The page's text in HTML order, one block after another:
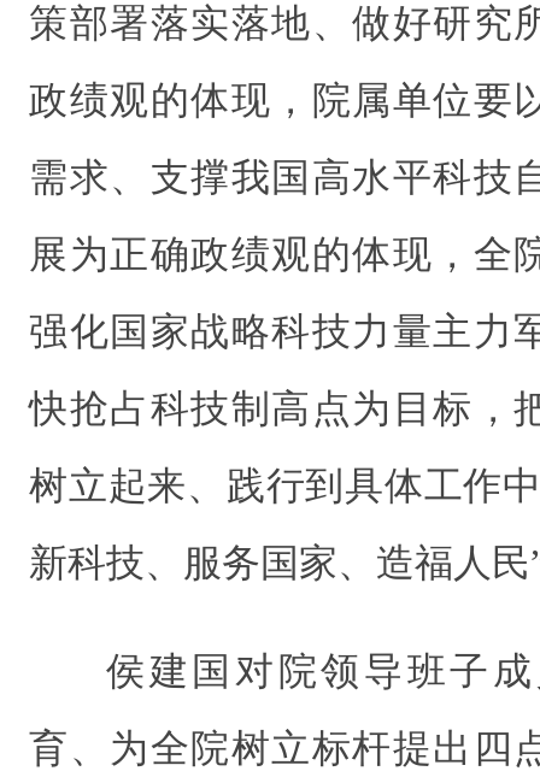
策部署落实落地、做好研究
政绩观的体现，院属单位要
需求、支撑我国高水平科技
展为正确政绩观的体现，全
强化国家战略科技力量主力
快抢占科技制高点为目标，
树立起来、践行到具体工作
新科技、服务国家、造福人
侯建国对院领导班子
育、为全院树立标杆提出四